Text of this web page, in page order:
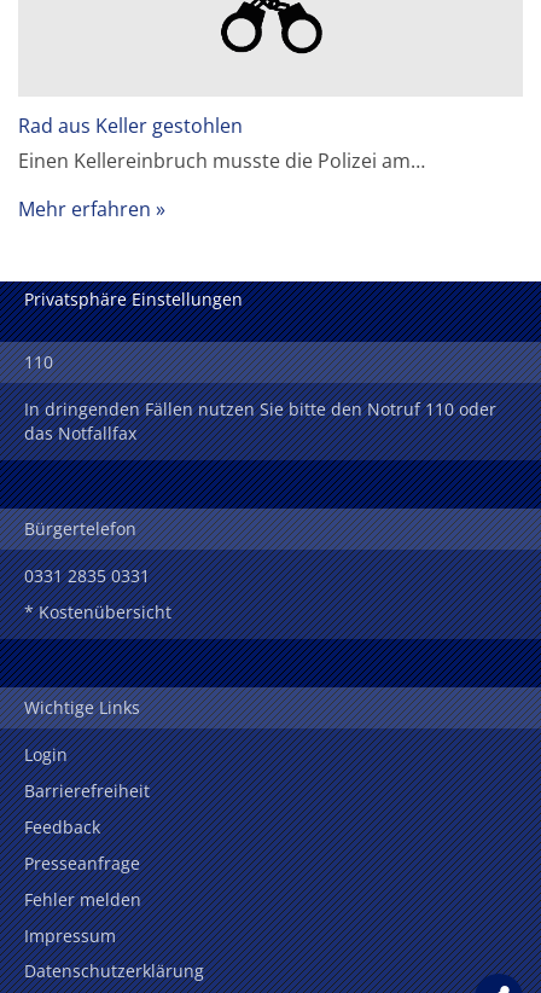
Rad aus Keller gestohlen
Einen Kellereinbruch musste die Polizei am…
Mehr erfahren
Privatsphäre Einstellungen
110
In dringenden Fällen nutzen Sie bitte den Notruf 110 oder
das Notfallfax
Bürgertelefon
0331 2835 0331
* Kostenübersicht
Wichtige Links
Login
Barrierefreiheit
Feedback
Presseanfrage
Fehler melden
Impressum
Datenschutzerklärung